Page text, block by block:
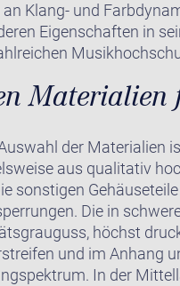
Klang- und
Eigenschaften in
der Materialien
aus qualitativ
sonstigen
Die in
höchst
und im Anhang
In der